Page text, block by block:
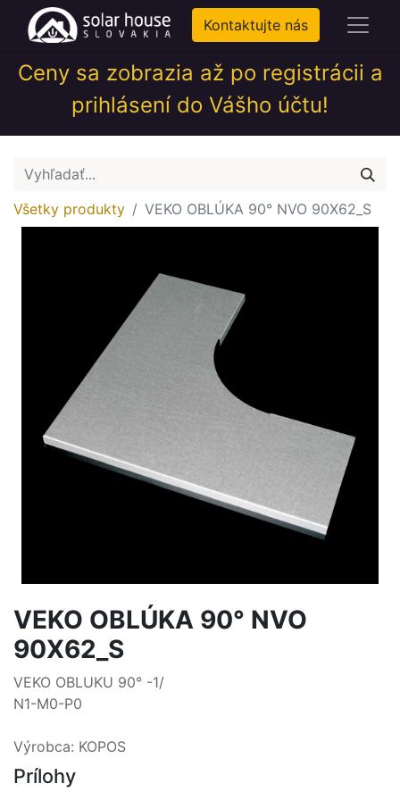
Kontaktujte nás
Ceny sa zobrazia až po registrácii a
prihlásení do Vášho účtu!
Všetky produkty VEKO OBLÚKA 90° NVO 90X62_S
VEKO OBLÚKA 90° NVO
90X62_S
VEKO OBLUKU 90° -1/
N1-M0-P0
Výrobca: KOPOS
Prílohy